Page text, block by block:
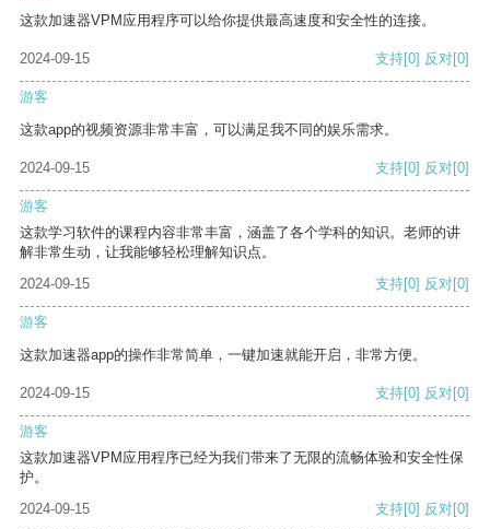
这款加速器VPM应用程序可以给你提供最高速度和安全性的连接。
2024-09-15 支持[0] 反对[0]
游客
这款app的视频资源非常丰富，可以满足我不同的娱乐需求。
2024-09-15 支持[0] 反对[0]
游客
这款学习软件的课程内容非常丰富，涵盖了各个学科的知识。老师的讲
解非常生动，让我能够轻松理解知识点。
2024-09-15
支持[0] 反对[0]
游客
这款加速器app的操作非常简单，一键加速就能开启，非常方便。
2024-09-15 支持[0] 反对[0]
游客
这款加速器VPM应用程序已经为我们带来了无限的流畅体验和安全性保
护。
2024-09-15
支持[0] 反对[0]